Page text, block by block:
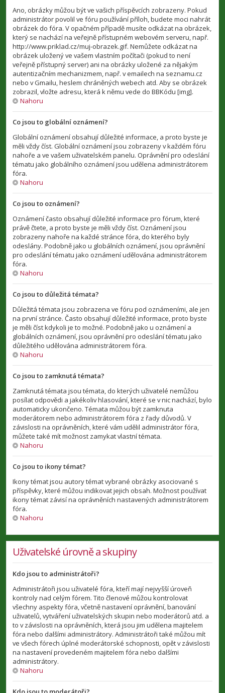
Ano, obrázky můžou být ve vašich příspěvcích zobrazeny. Pokud
administrátor povolil ve fóru používání příloh, budete moci nahrát
obrázek do fóra. V opačném případě musíte odkázat na obrázek,
který se nachází na veřejně přístupném webovém serveru, např.
http://www.priklad.cz/muj-obrazek.gif. Nemůžete odkázat na
obrázek uložený ve vašem vlastním počítači (pokud to není
veřejně přístupný server) ani na obrázky uložené za nějakým
autentizačním mechanizmem, např. v emailech na seznamu.cz
nebo v Gmailu, heslem chráněných webech atd. Aby se obrázek
zobrazil, vložte adresu, která k němu vede do BBKódu [img].
Nahoru
Co jsou to globální oznámení?
Globální oznámení obsahují důležité informace, a proto byste je
měli vždy číst. Globální oznámení jsou zobrazeny v každém fóru
nahoře a ve vašem uživatelském panelu. Oprávnění pro odeslání
tématu jako globálního oznámení jsou udělena administrátorem
fóra.
Nahoru
Co jsou to oznámení?
Oznámení často obsahují důležité informace pro fórum, které
právě čtete, a proto byste je měli vždy číst. Oznámení jsou
zobrazeny nahoře na každé stránce fóra, do kterého byly
odeslány. Podobně jako u globálních oznámení, jsou oprávnění
pro odeslání tématu jako oznámení udělována administrátorem
fóra.
Nahoru
Co jsou to důležitá témata?
Důležitá témata jsou zobrazena ve fóru pod oznámeními, ale jen
na první stránce. Často obsahují důležité informace, proto byste
je měli číst kdykoli je to možné. Podobně jako u oznámení a
globálních oznámení, jsou oprávnění pro odeslání tématu jako
důležitého udělována administrátorem fóra.
Nahoru
Co jsou to zamknutá témata?
Zamknutá témata jsou témata, do kterých uživatelé nemůžou
posílat odpovědi a jakékoliv hlasování, které se v nic nachází, bylo
automaticky ukončeno. Témata můžou být zamknuta
moderátorem nebo administrátorem fóra z řady důvodů. V
závislosti na oprávněních, které vám udělil administrátor fóra,
můžete také mít možnost zamykat vlastní témata.
Nahoru
Co jsou to ikony témat?
Ikony témat jsou autory témat vybrané obrázky asociované s
příspěvky, které můžou indikovat jejich obsah. Možnost používat
ikony témat závisí na oprávněních nastavených administrátorem
fóra.
Nahoru
Uživatelské úrovně a skupiny
Kdo jsou to administrátoři?
Administrátoři jsou uživatelé fóra, kteří mají nejvyšší úroveň
kontroly nad celým fórem. Tito členové můžou kontrolovat
všechny aspekty fóra, včetně nastavení oprávnění, banování
uživatelů, vytváření uživatelských skupin nebo moderátorů atd. a
to v závislosti na oprávněních, která jsou jim udělena majitelem
fóra nebo dalšími administrátory. Administrátoři také můžou mít
ve všech fórech úplné moderátorské schopnosti, opět v závislosti
na nastavení provedeném majitelem fóra nebo dalšími
administrátory.
Nahoru